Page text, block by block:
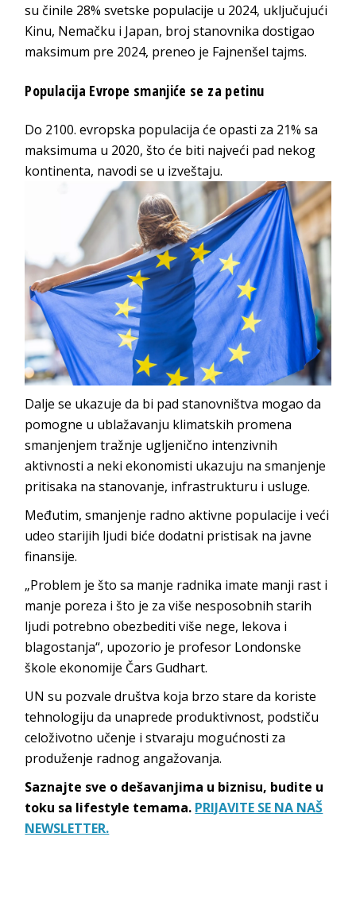
su činile 28% svetske populacije u 2024, uključujući
Kinu, Nemačku i Japan, broj stanovnika dostigao
maksimum pre 2024, preneo je Fajnenšel tajms.
Populacija Evrope smanjiće se za petinu
Do 2100. evropska populacija će opasti za 21% sa
maksimuma u 2020, što će biti najveći pad nekog
kontinenta, navodi se u izveštaju.
Dalje se ukazuje da bi pad stanovništva mogao da
pomogne u ublažavanju klimatskih promena
smanjenjem tražnje ugljenično intenzivnih
aktivnosti a neki ekonomisti ukazuju na smanjenje
pritisaka na stanovanje, infrastrukturu i usluge.
Međutim, smanjenje radno aktivne populacije i veći
udeo starijih ljudi biće dodatni pristisak na javne
finansije.
„Problem je što sa manje radnika imate manji rast i
manje poreza i što je za više nesposobnih starih
ljudi potrebno obezbediti više nege, lekova i
blagostanja“, upozorio je profesor Londonske
škole ekonomije Čars Gudhart.
UN su pozvale društva koja brzo stare da koriste
tehnologiju da unaprede produktivnost, podstiču
celoživotno učenje i stvaraju mogućnosti za
produženje radnog angažovanja.
Saznajte sve o dešavanjima u biznisu, budite u
toku sa lifestyle temama. PRIJAVITE SE NA NAŠ
NEWSLETTER.